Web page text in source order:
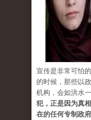
宣传是非常可怕
的时候，那些以
机构，会如洪水
犯，正是因为真
在的任何专制政